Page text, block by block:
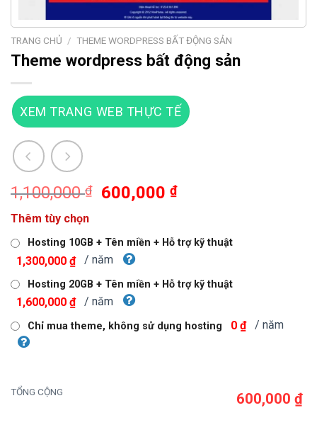
TRANG CHỦ / THEME WORDPRESS BẤT ĐỘNG SẢN
Theme wordpress bất động sản
XEM TRANG WEB THỰC TẾ
1,100,000₫
Giá
1,100,000 ₫.
600,000₫Giá
là:
Thêm tùy chọn
Hosting 10GB + Tên miền + Hỗ trợ kỹ thuật
1,300,000 ₫ / năm
Hosting 20GB + Tên miền + Hỗ trợ kỹ thuật
1,600,000 ₫ / năm
Chỉ mua theme, không sử dụng hosting 0 ₫ / năm
TỔNG CỘNG 600,000 ₫